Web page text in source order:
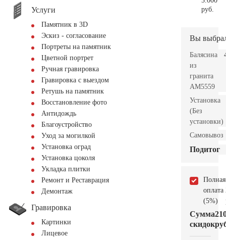
Услуги
Памятник в 3D
Эскиз - согласование
Портреты на памятник
Цветной портрет
Ручная гравировка
Гравировка с выездом
Ретушь на памятник
Восстановление фото
Антидождь
Благоустройство
Уход за могилкой
Установка оград
Установка цоколя
Укладка плитки
Ремонт и Реставрация
Демонтаж
Гравировка
Картинки
Лицевое
руб.
Вы
Балясина
из
гранита
AM5559
Установка
(Без
установки)
Самовывоз
Подитог
Полная
оплата
(5%)
Сумма
скидок